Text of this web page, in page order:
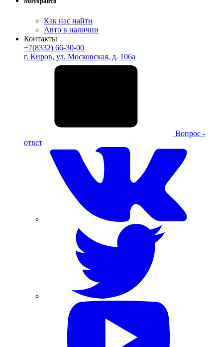
Как нас найти
Авто в наличии
Контакты
+7(8332) 66-30-00
г. Киров, ул. Московская, д. 106а
Вопрос -
ответ